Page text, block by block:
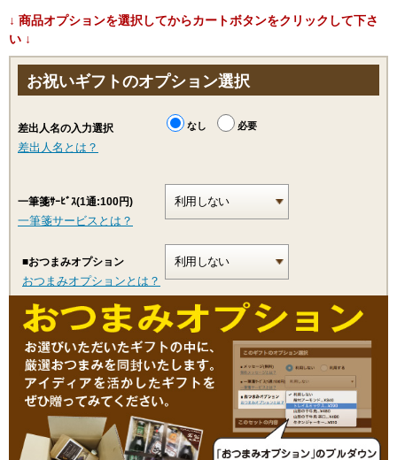
↓ 商品オプションを選択してからカートボタンをクリックして下さ
い ↓
お祝いギフトのオプション選択
差出人名の入力選択
差出人名とは？
なし 必要
一筆箋ｻｰﾋﾞｽ(1通:100円)
一筆箋サービスとは？
■おつまみオプション
おつまみオプションとは？